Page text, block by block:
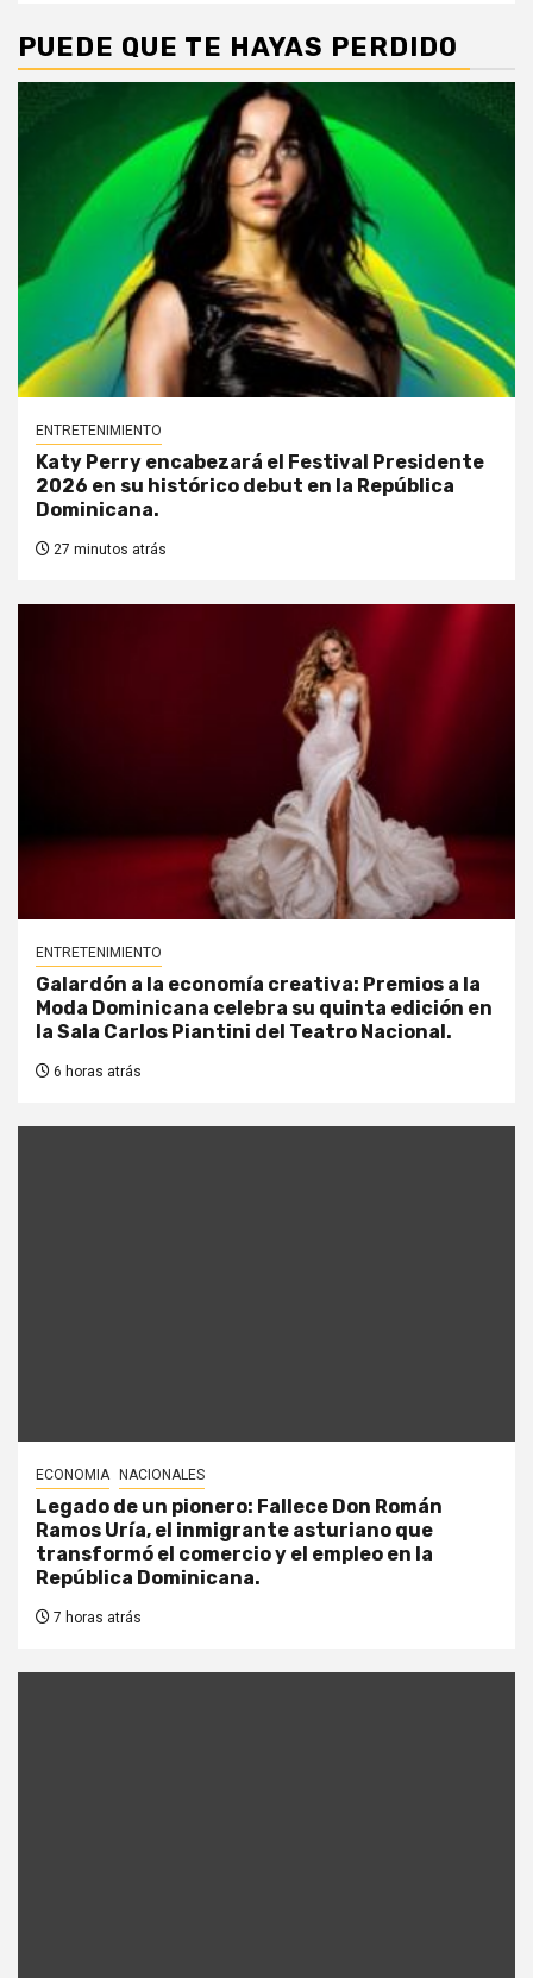
PUEDE QUE TE HAYAS PERDIDO
ENTRETENIMIENTO
Katy Perry encabezará el Festival Presidente
2026 en su histórico debut en la República
Dominicana.
27 minutos atrás
ENTRETENIMIENTO
Galardón a la economía creativa: Premios a la
Moda Dominicana celebra su quinta edición en
la Sala Carlos Piantini del Teatro Nacional.
6 horas atrás
ECONOMIA NACIONALES
Legado de un pionero: Fallece Don Román
Ramos Uría, el inmigrante asturiano que
transformó el comercio y el empleo en la
República Dominicana.
7 horas atrás